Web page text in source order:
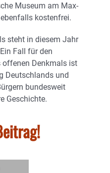
Museum am Max-
kostenfrei.
steht in diesem Jahr
Fall für den
offenen Denkmals ist
Deutschlands und
bundesweit
Geschichte.